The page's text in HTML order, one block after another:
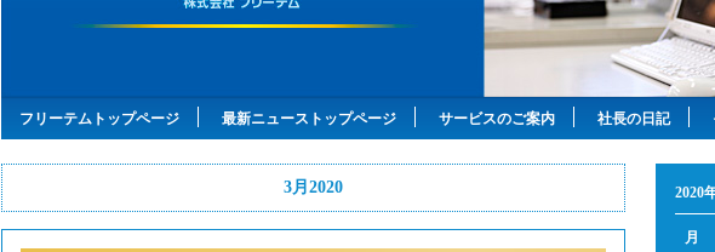
フリーテムトップページ 最新ニューストップページ サービスのご案内 社長の日記
3月2020 2020
月